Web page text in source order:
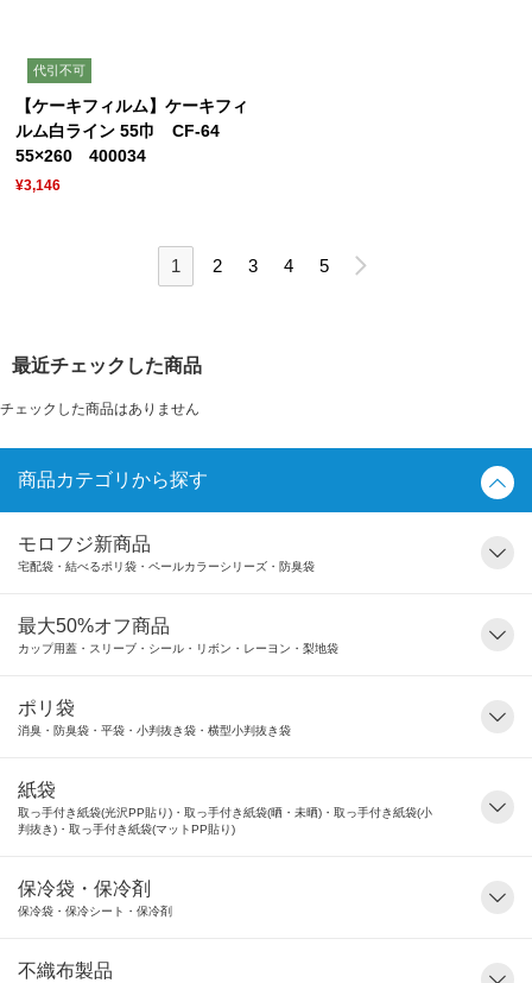
代引不可
【ケーキフィルム】ケーキフィ
ルム白ライン 55巾 CF-64
55×260 400034
¥3,146
1 2 3 4 5
最近チェックした商品
チェックした商品はありません
商品カテゴリから探す
モロフジ新商品
宅配袋・結べるポリ袋・ペールカラーシリーズ・防臭袋
最大50%オフ商品
カップ用蓋・スリーブ・シール・リボン・レーヨン・梨地袋
ポリ袋
消臭・防臭袋・平袋・小判抜き袋・横型小判抜き袋
紙袋
取っ手付き紙袋(光沢PP貼り)・取っ手付き紙袋(晒・未晒)・取っ手付き紙袋(小
判抜き)・取っ手付き紙袋(マットPP貼り)
保冷袋・保冷剤
保冷袋・保冷シート・保冷剤
不織布製品